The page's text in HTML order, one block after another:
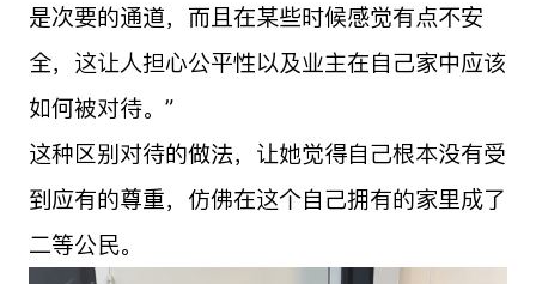
是次要的通道，而且在某些时候感觉有点不安
全，这让人担心公平性以及业主在自己家中应该
如何被对待。”
这种区别对待的做法，让她觉得自己根本没有受
到应有的尊重，仿佛在这个自己拥有的家里成了
二等公民。